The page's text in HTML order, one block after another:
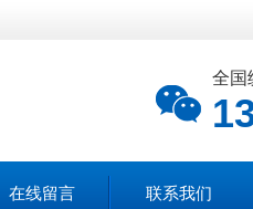
全国
在线留言 联系我们